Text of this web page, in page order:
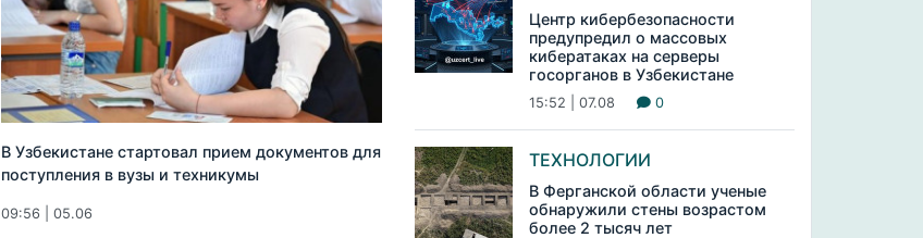
В Узбекистане стартовал прием документов для
поступления в вузы и техникумы
09:56 | 05.06
Центр кибербезопасности
предупредил о массовых
кибератаках на серверы
госорганов в Узбекистане
15:52 | 07.08 0
ТЕХНОЛОГИИ
В Ферганской области ученые
обнаружили стены возрастом
более 2 тысяч лет